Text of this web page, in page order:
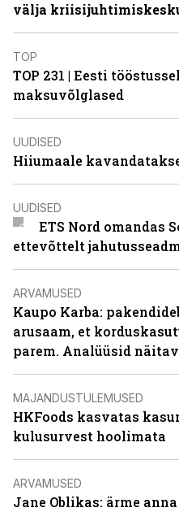
välja
TOP
TOP 231 | Eesti
maksuvõlglased
UUDISED
Hiiumaale
UUDISED
ETS Nord omandas
ettevõttelt
ARVAMUSED
Kaupo Karba:
arusaam, et
parem. Analüüsid
MAJANDUSTULEMUSED
HKFoods kasvatas
kulusurvest hoolimata
ARVAMUSED
Jane Oblikas: ärme